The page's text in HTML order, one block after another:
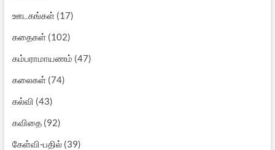
ஊடகங்கள்(17)
கதைகள்(102)
கம்பராமாயணம் (47)
கலைகள்(74)
கல்வி (43)
கவிதை(92)
கேள்வி-பதில்(39)